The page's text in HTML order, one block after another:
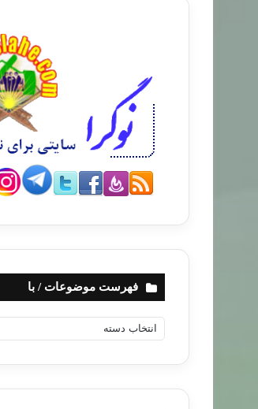
فهرست موضوعات / با
ه
ت